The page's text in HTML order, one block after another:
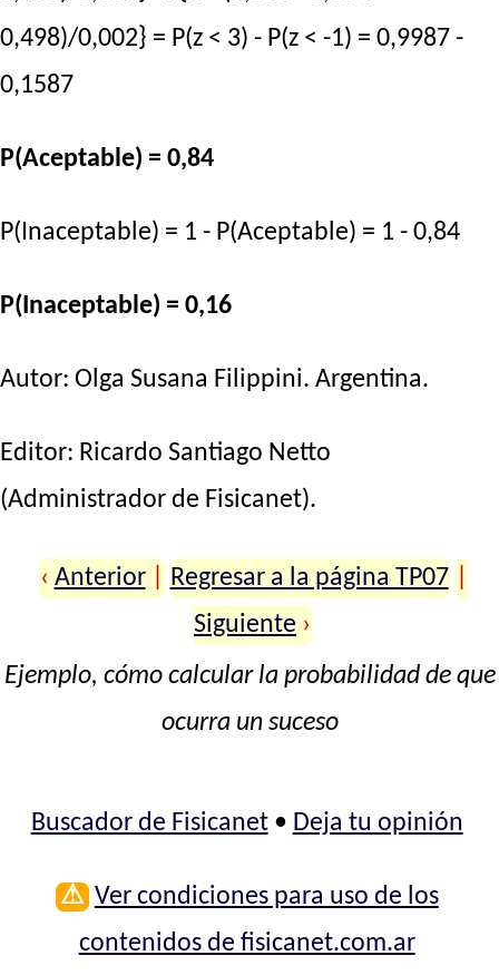
0,498)/0,002} = P(z < 3) - P(z < -1) = 0,9987 -
0,1587
P(Aceptable) = 0,84
P(Inaceptable) = 1 - P(Aceptable) = 1 - 0,84
P(Inaceptable) = 0,16
Autor: Olga Susana Filippini. Argentina.
Editor: Ricardo Santiago Netto
(Administrador de Fisicanet).
‹ Anterior Regresar a la página TP07
Siguiente ›
Ejemplo, cómo calcular la probabilidad de que
ocurra un suceso
Buscador de Fisicanet• Deja tu opinión
⚠ Ver condiciones para uso de los
contenidos de fisicanet.com.ar